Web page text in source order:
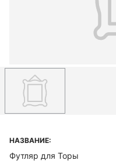
НАЗВАНИЕ:
Футляр для Торы